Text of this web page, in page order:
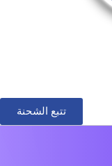
تتبع الشحنة